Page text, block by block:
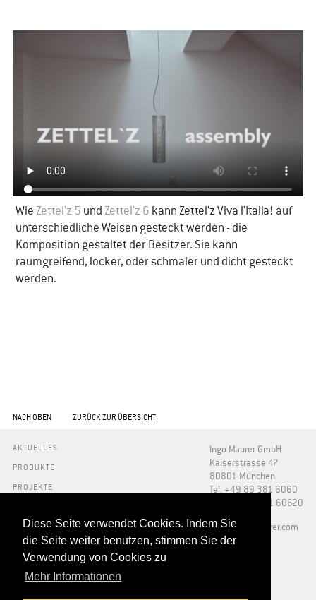
Diese Seite verwendet Cookies. Indem Sie
die Seite weiter benutzen, stimmen Sie der
Verwendung von Cookies zu
Mehr Informationen
Wie ​Zettel'z 5 und ​Zettel'z 6 kann Zettel'z Viva l'Italia! auf
unterschiedliche Weisen gesteckt werden - die
Komposition gestaltet der Besitzer. Sie kann
raumgreifend, locker, oder schmaler und dicht gesteckt
werden.
NACH OBEN ZURÜCK ZUR ÜBERSICHT
AKTUELLES
PRODUKTE
PROJEKTE
PRESSE
ÜBER UNS
DOWNLOADS
Ingo Maurer GmbH
Kaiserstrasse 47
80801 München
Tel. +49 89 381 6060
Fax +49 89 381 60620
​info@ingo-maurer.com